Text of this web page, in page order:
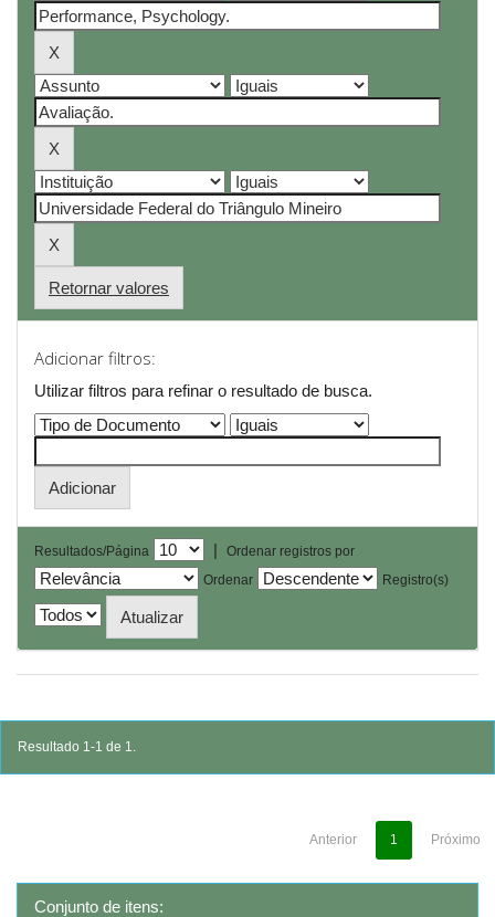
Retornar valores
Adicionar filtros:
Utilizar filtros para refinar o resultado de busca.
Resultados/Página |
Ordenar registros por
Ordenar
Registro(s)
Resultado 1-1 de 1.
Anterior 1 Próximo
Conjunto de itens: